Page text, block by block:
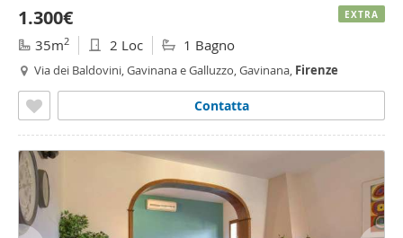
1.300€
35m2 2 Loc 1 Bagno
Via dei Baldovini, Gavinana e Galluzzo, Gavinana, Firenze
Contatta
EXTRA